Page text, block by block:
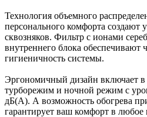
Технология объемного
персонального комфорта создают
сквозняков. Фильтр с ионами
внутреннего блока обеспечивают
гигиеничность системы.
Эргономичный дизайн включает в
турборежим и ночной режим с
дБ(А). А возможность обогрева
гарантирует ваш комфорт в любое